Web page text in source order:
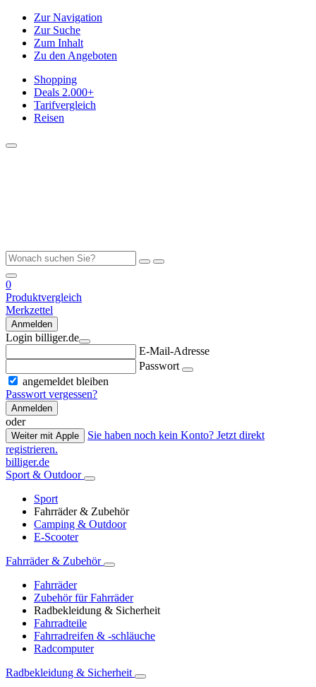
Zur Navigation
Zur Suche
Zum Inhalt
Zu den Angeboten
Shopping
Deals 2.000+
Tarifvergleich
Reisen
0
Produktvergleich
Merkzettel
Anmelden
Login billiger.de
E-Mail-Adresse
Passwort
angemeldet bleiben
Passwort vergessen?
Anmelden
oder
Weiter mit Apple
Sie haben noch kein Konto? Jetzt direkt
registrieren.
billiger.de
Sport & Outdoor
Sport
Fahrräder & Zubehör
Camping & Outdoor
E-Scooter
Fahrräder & Zubehör
Fahrräder
Zubehör für Fahrräder
Radbekleidung & Sicherheit
Fahrradteile
Fahrradreifen & -schläuche
Radcomputer
Radbekleidung & Sicherheit